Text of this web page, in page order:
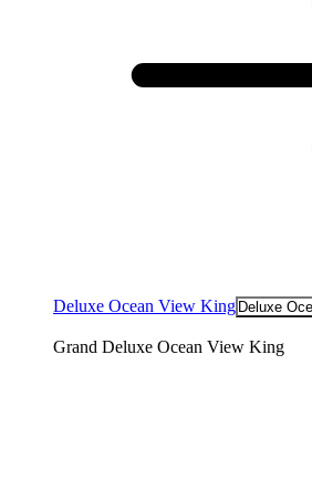
Deluxe Ocean View King Deluxe
Grand Deluxe Ocean View King